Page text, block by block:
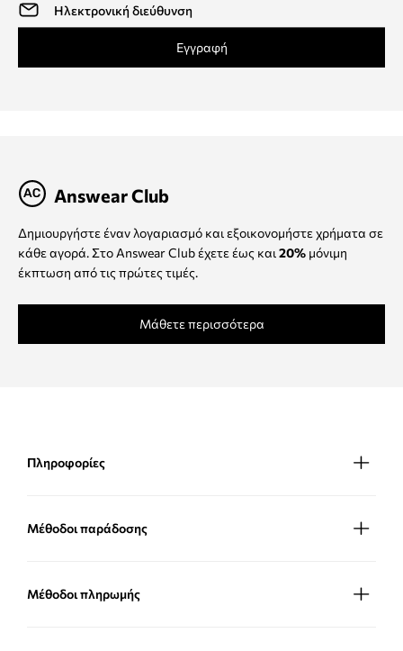
Εγγραφή
Answear Club
Δημιουργήστε έναν λογαριασμό και εξοικονομήστε χρήματα σε
κάθε αγορά. Στο Answear Club έχετε έως και 20% μόνιμη
έκπτωση από τις πρώτες τιμές.
Μάθετε περισσότερα
Πληροφορίες
Μέθοδοι παράδοσης
Μέθοδοι πληρωμής